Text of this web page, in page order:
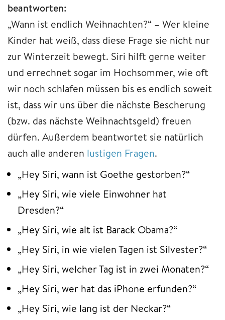
beantworten:
„Wann ist endlich Weihnachten?“ – Wer kleine
Kinder hat weiß, dass diese Frage sie nicht nur
zur Winterzeit bewegt. Siri hilft gerne weiter
und errechnet sogar im Hochsommer, wie oft
wir noch schlafen müssen bis es endlich soweit
ist, dass wir uns über die nächste Bescherung
(bzw. das nächste Weihnachtsgeld) freuen
dürfen. Außerdem beantwortet sie natürlich
auch alle anderen lustigen Fragen.
„Hey Siri, wann ist Goethe gestorben?“
„Hey Siri, wie viele Einwohner hat
Dresden?“
„Hey Siri, wie alt ist Barack Obama?“
„Hey Siri, in wie vielen Tagen ist Silvester?“
„Hey Siri, welcher Tag ist in zwei Monaten?“
„Hey Siri, wer hat das iPhone erfunden?“
„Hey Siri, wie lang ist der Neckar?“